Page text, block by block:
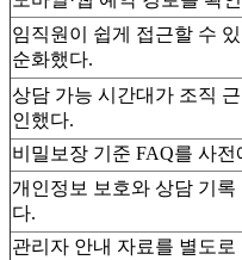
임직원이 쉽게 접근할 수
순화했다.
상담 가능 시간대가 조직
인했다.
비밀보장 기준 FAQ를 사전
개인정보 보호와 상담 기록
다.
관리자 안내 자료를 별도로